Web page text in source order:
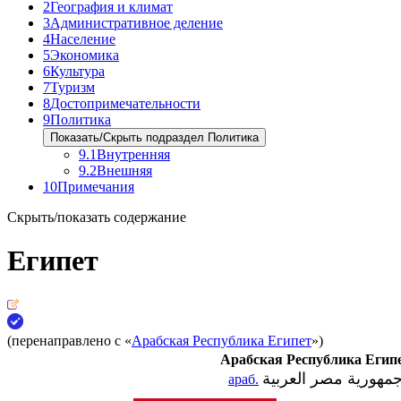
2География и климат
3Административное деление
4Население
5Экономика
6Культура
7Туризм
8Достопримечательности
9Политика
Показать/Скрыть подраздел Политика
9.1Внутренняя
9.2Внешняя
10Примечания
Скрыть/показать содержание
Египет
(перенаправлено с «Арабская Республика Египет»)
Арабская Республика
араб. مصر العربية